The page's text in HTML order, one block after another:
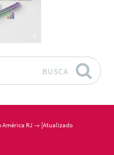
BUSCA
América RJ → [Atualizado